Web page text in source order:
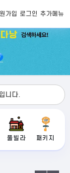
가입 로그인 추가메뉴
니다.
풀빌라 패키지